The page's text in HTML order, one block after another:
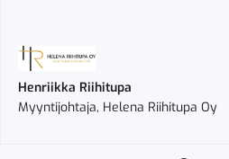
Henriikka Riihitupa
Myyntijohtaja, Helena Riihitupa Oy